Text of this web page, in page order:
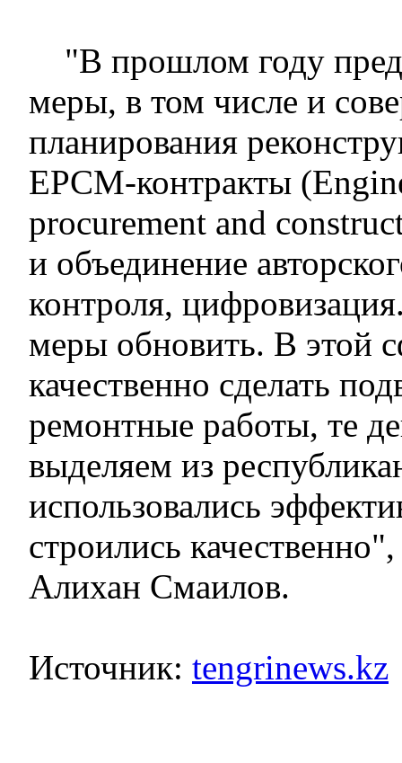
"В прошлом году
меры, в том числе и
планирования
EPCM-контракты
procurement and
и объединение
контроля,
меры обновить. В этой
качественно сделать
ремонтные работы, те
выделяем из
использовались
строились
Алихан Смаилов.
Источник: tengrinews.kz